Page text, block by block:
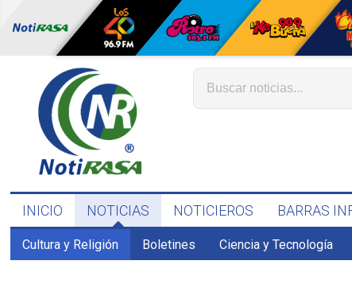
INICIO NOTICIAS NOTICIEROS BARRAS
Cultura y Religión Boletines Ciencia y Tecnología